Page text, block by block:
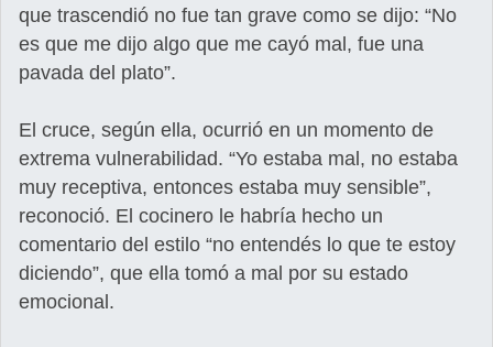
que trascendió no fue tan grave como se dijo: “No
es que me dijo algo que me cayó mal, fue una
pavada del plato”.
El cruce, según ella, ocurrió en un momento de
extrema vulnerabilidad. “Yo estaba mal, no estaba
muy receptiva, entonces estaba muy sensible”,
reconoció. El cocinero le habría hecho un
comentario del estilo “no entendés lo que te estoy
diciendo”, que ella tomó a mal por su estado
emocional.